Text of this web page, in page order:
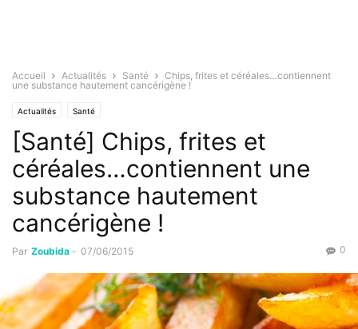
Accueil Actualités Santé
Chips, frites et céréales…contiennent
une substance hautement cancérigène !
Actualités Santé
[Santé] Chips, frites et
céréales…contiennent une
substance hautement
cancérigène !
Par Zoubida - 07/06/2015 0